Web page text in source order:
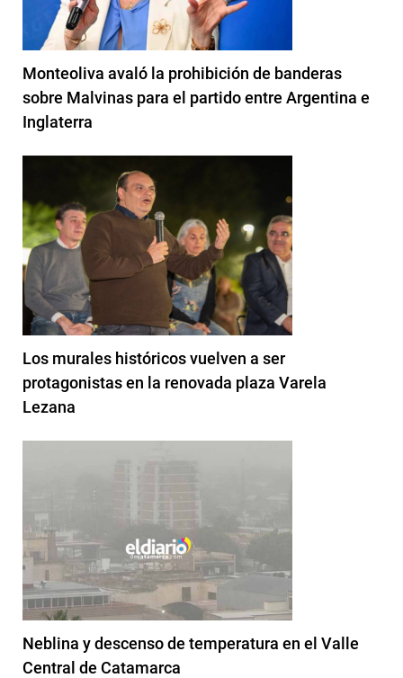
Monteoliva avaló la prohibición de banderas
sobre Malvinas para el partido entre Argentina e
Inglaterra
Los murales históricos vuelven a ser
protagonistas en la renovada plaza Varela
Lezana
Neblina y descenso de temperatura en el Valle
Central de Catamarca